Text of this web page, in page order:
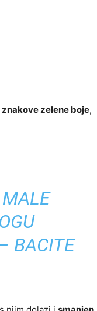
zelene boje,
MALE
BACITE